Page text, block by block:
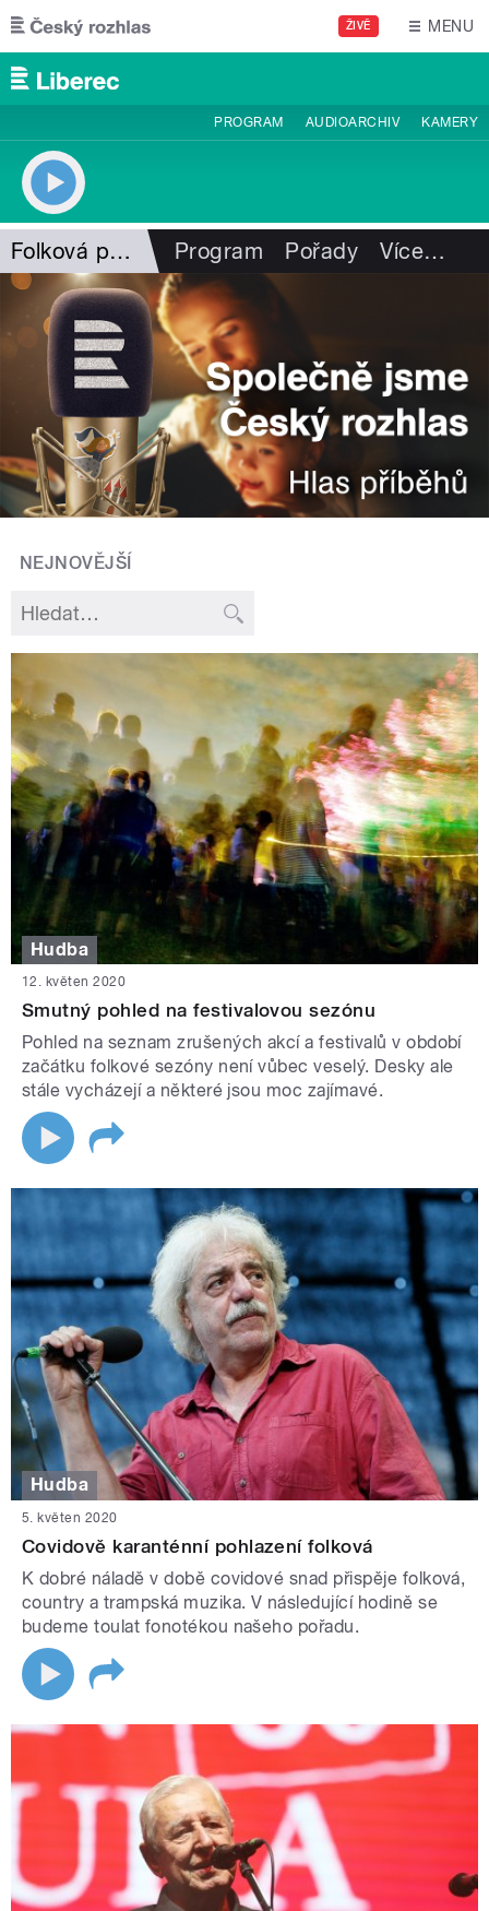
Přejít k hlavnímu obsahu
ŽIVĚ MENU
PROGRAM AUDIOARCHIV KAMERY
Folková pohlazení Program Pořady Více…
NEJNOVĚJŠÍ
Hudba
12. květen 2020
Smutný pohled na festivalovou sezónu
Pohled na seznam zrušených akcí a festivalů v období
začátku folkové sezóny není vůbec veselý. Desky ale
stále vycházejí a některé jsou moc zajímavé.
Hudba
5. květen 2020
Covidově karanténní pohlazení folková
K dobré náladě v době covidové snad přispěje folková,
country a trampská muzika. V následující hodině se
budeme toulat fonotékou našeho pořadu.